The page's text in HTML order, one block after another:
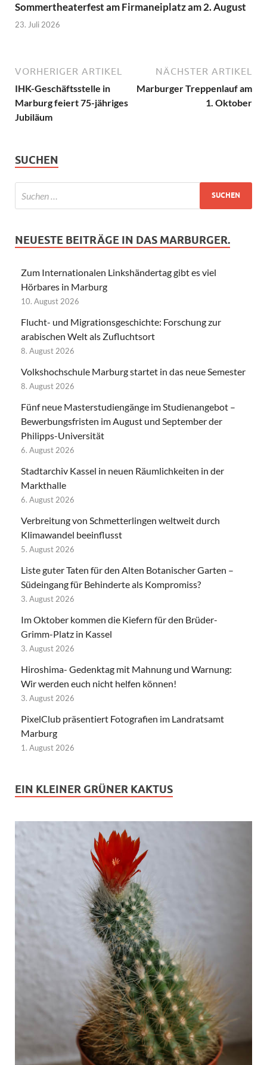
Sommertheaterfest am Firmaneiplatz am 2. August
23. Juli 2026
VORHERIGER ARTIKEL
IHK-Geschäftsstelle in
Marburg feiert 75-jähriges
Jubiläum
NÄCHSTER ARTIKEL
Marburger Treppenlauf am
1. Oktober
SUCHEN
NEUESTE BEITRÄGE IN DAS MARBURGER.
Zum Internationalen Linkshändertag gibt es viel
Hörbares in Marburg
10. August 2026
Flucht- und Migrationsgeschichte: Forschung zur
arabischen Welt als Zufluchtsort
8. August 2026
Volkshochschule Marburg startet in das neue Semester
8. August 2026
Fünf neue Masterstudiengänge im Studienangebot –
Bewerbungsfristen im August und September der
Philipps-Universität
6. August 2026
Stadtarchiv Kassel in neuen Räumlichkeiten in der
Markthalle
6. August 2026
Verbreitung von Schmetterlingen weltweit durch
Klimawandel beeinflusst
5. August 2026
Liste guter Taten für den Alten Botanischer Garten –
Südeingang für Behinderte als Kompromiss?
3. August 2026
Im Oktober kommen die Kiefern für den Brüder-
Grimm-Platz in Kassel
3. August 2026
Hiroshima- Gedenktag mit Mahnung und Warnung:
Wir werden euch nicht helfen können!
3. August 2026
PixelClub präsentiert Fotografien im Landratsamt
Marburg
1. August 2026
EIN KLEINER GRÜNER KAKTUS